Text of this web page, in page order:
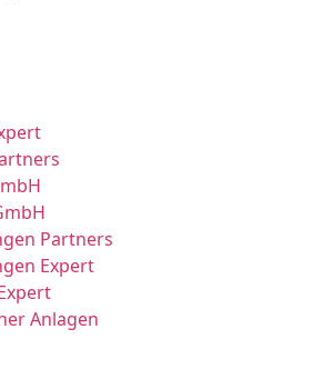
Partners
Expert
Anlagen